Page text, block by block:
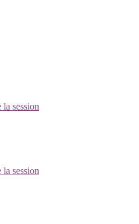
la session
la session